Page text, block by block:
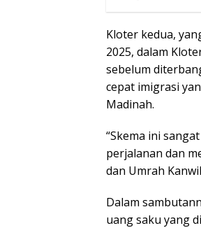
Kloter kedua,
2025, dalam
sebelum
cepat imigrasi
Madinah.
“Skema ini
perjalanan dan
dan Umrah
Dalam
uang saku yang